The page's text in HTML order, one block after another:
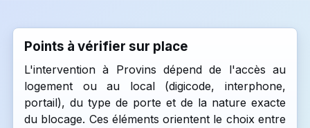
Points à vérifier sur place
L'intervention à Provins dépend de l'accès au
logement ou au local (digicode, interphone,
portail), du type de porte et de la nature exacte
du blocage. Ces éléments orientent le choix entre